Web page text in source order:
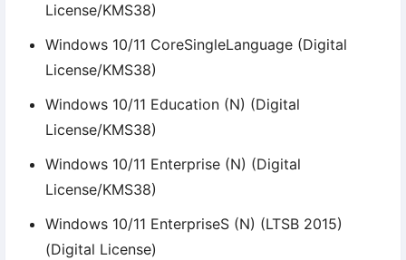
License/KMS38)
Windows 10/11 CoreSingleLanguage (Digital
License/KMS38)
Windows 10/11 Education (N) (Digital
License/KMS38)
Windows 10/11 Enterprise (N) (Digital
License/KMS38)
Windows 10/11 EnterpriseS (N) (LTSB 2015)
(Digital License)